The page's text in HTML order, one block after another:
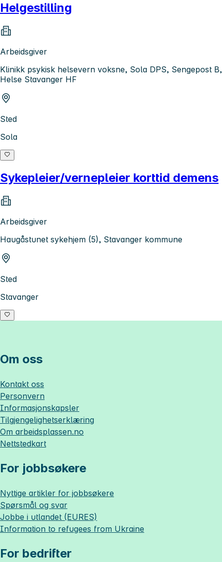
Helgestilling
Arbeidsgiver
Klinikk psykisk helsevern voksne, Sola DPS, Sengepost B,
Helse Stavanger HF
Sted
Sola
Sykepleier/vernepleier korttid demens
Arbeidsgiver
Haugåstunet sykehjem (5), Stavanger kommune
Sted
Stavanger
Om oss
Kontakt oss
Personvern
Informasjonskapsler
Tilgjengelighetserklæring
Om arbeidsplassen.no
Nettstedkart
For jobbsøkere
Nyttige artikler for jobbsøkere
Spørsmål og svar
Jobbe i utlandet (EURES)
Information to refugees from Ukraine
For bedrifter